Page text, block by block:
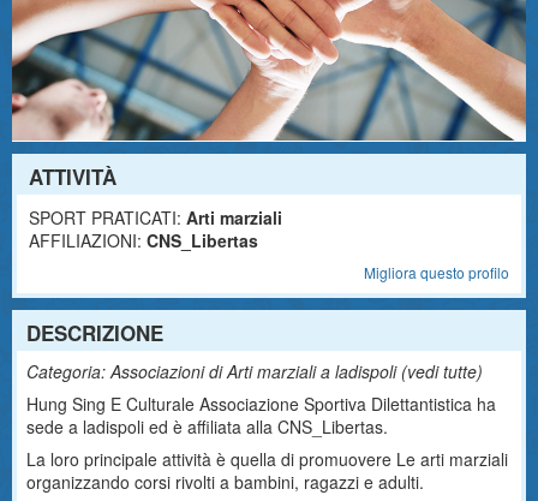
ATTIVITÀ
SPORT PRATICATI: Arti marziali
AFFILIAZIONI: CNS_Libertas
Migliora questo profilo
DESCRIZIONE
Categoria: Associazioni di Arti marziali a ladispoli (vedi tutte)
Hung Sing E Culturale Associazione Sportiva Dilettantistica ha
sede a ladispoli ed è affiliata alla CNS_Libertas.
La loro principale attività è quella di promuovere Le arti marziali
organizzando corsi rivolti a bambini, ragazzi e adulti.